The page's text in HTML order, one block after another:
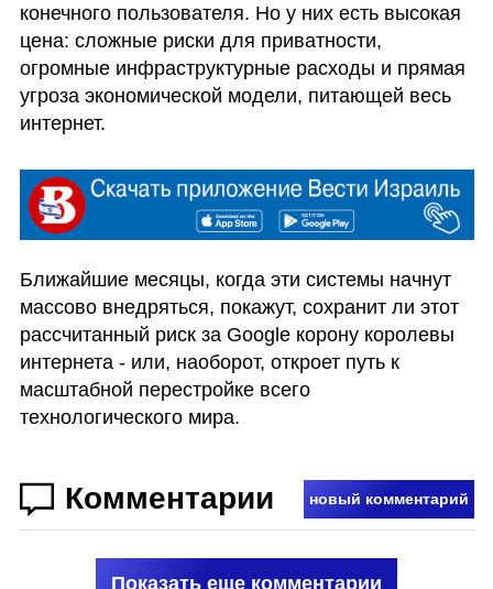
конечного пользователя. Но у них есть высокая
цена: сложные риски для приватности,
огромные инфраструктурные расходы и прямая
угроза экономической модели, питающей весь
интернет.
Ближайшие месяцы, когда эти системы начнут
массово внедряться, покажут, сохранит ли этот
рассчитанный риск за Google корону королевы
интернета - или, наоборот, откроет путь к
масштабной перестройке всего
технологического мира.
Комментарии новый комментарий
Показать еще комментарии